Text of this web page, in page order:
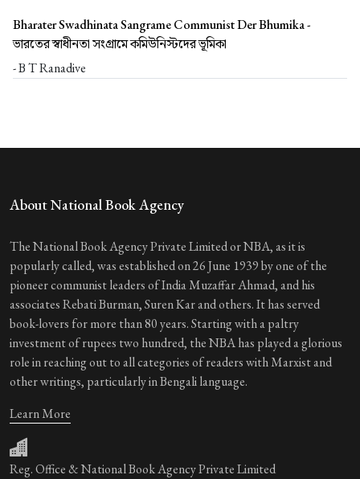
Bharater Swadhinata Sangrame Communist Der Bhumika -
ভারতের স্বাধীনতা সংগ্রামে কমিউনিস্টদের ভূমিকা
- B T Ranadive
About National Book Agency
The National Book Agency Private Limited or NBA, as it is
popularly called, was established on 26 June 1939 by one of the
pioneer communist leaders of India Muzaffar Ahmad, and his
associates Rebati Burman, Suren Kar and others. It has served
book-lovers for more than 80 years. Starting with a paltry
investment of rupees two hundred, the NBA has played a glorious
role in reaching out to all categories of readers with Marxist and
other writings, particularly in Bengali language.
Learn More
Reg. Office & National Book Agency Private Limited